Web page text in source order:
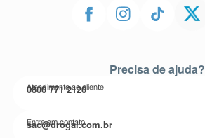
Precisa de ajuda?
Atendimento ao cliente
0800 771 2120
Entre em contato
sac@drogal.com.br